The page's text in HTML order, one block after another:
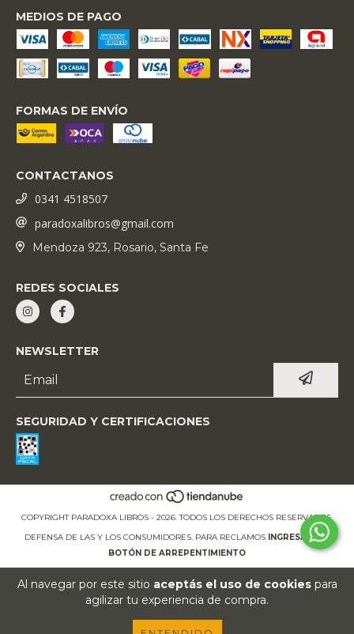
Al navegar por este sitio aceptás el uso de cookiespara
agilizar tu experiencia de compra.
MEDIOS DE PAGO
FORMAS DE ENVÍO
CONTACTANOS
0341 4518507
paradoxalibros@gmail.com
Mendoza 923, Rosario, Santa Fe
REDES SOCIALES
NEWSLETTER
SEGURIDAD Y CERTIFICACIONES
COPYRIGHT PARADOXA LIBROS - 2026. TODOS LOS DERECHOS RESERVADOS.
DEFENSA DE LAS Y LOS CONSUMIDORES. PARA RECLAMOS INGRESÁ ACÁ.
BOTÓN DE ARREPENTIMIENTO